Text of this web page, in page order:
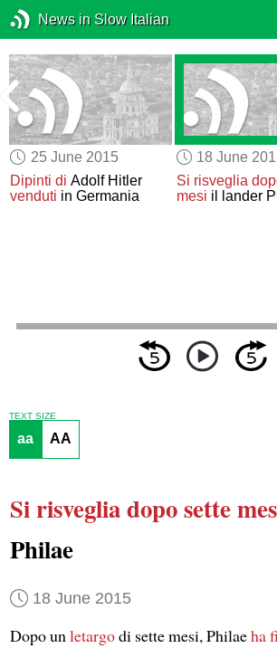
News in Slow Italian
25 June 2015
Dipinti di Adolf Hitler
venduti in Germania
18 June
Si risveglia
mesi il lander
TEXT SIZE
aa AA
Si risvegliadopo sette
Philae
18 June 2015
Dopo unletargodi sette mesi, Philaeha